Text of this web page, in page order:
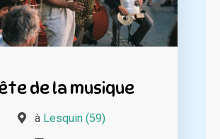
de la musique
à Lesquin (59)